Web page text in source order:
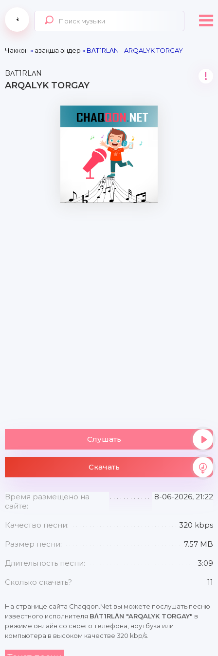
Чаккон » Қазақша әндер » BΛT1RLΛN - ARQALYK TORGAY
BΛT1RLΛN
ARQALYK TORGAY
!
Слушать
Скачать
Время размещено на
сайте:
8-06-2026, 21:22
Качество песни: 320 kbps
Размер песни: 7.57 MB
Длительность песни: 3:09
Сколько скачать? 11
На странице сайта Chaqqon.Net вы можете послушать песню
известного исполнителя BΛT1RLΛN "ARQALYK TORGAY" в
режиме онлайн со своего телефона, ноутбука или
компьютера в высоком качестве 320 kbp/s.